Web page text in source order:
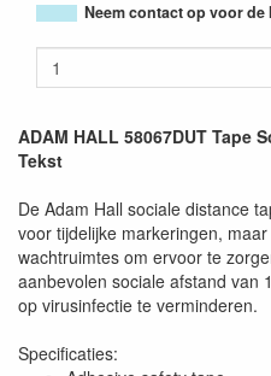
Neem contact op voor de
ADAM HALL 58067DUT Tape
Tekst
De Adam Hall sociale distance
voor tijdelijke markeringen,
wachtruimtes om ervoor te
aanbevolen sociale afstand van
op virusinfectie te verminderen.
Specificaties: